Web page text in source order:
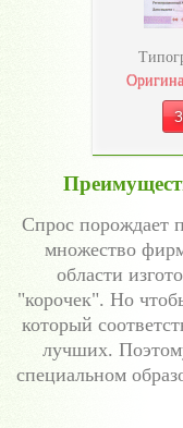
Спрос порождает
множество
области
"корочек". Но
который
лучших.
специальном